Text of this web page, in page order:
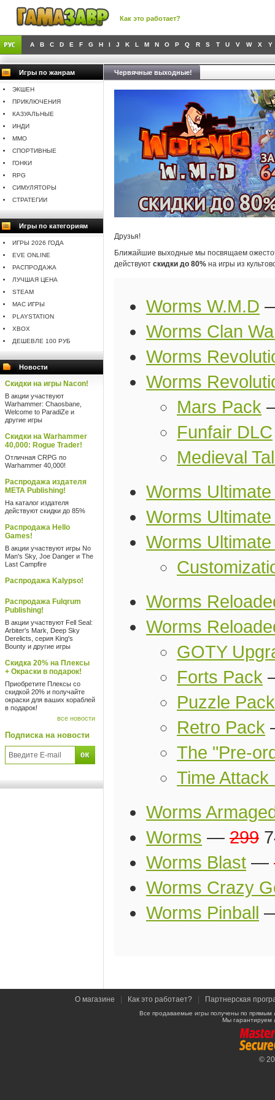
Как это работает?
A B C D E F G H I J K L M N O P Q R S T U V W X Y
Игры по жанрам
ЭКШЕН
ПРИКЛЮЧЕНИЯ
КАЗУАЛЬНЫЕ
ИНДИ
MMO
СПОРТИВНЫЕ
ГОНКИ
RPG
СИМУЛЯТОРЫ
СТРАТЕГИИ
Игры по категориям
ИГРЫ 2026 ГОДА
EVE ONLINE
РАСПРОДАЖА
ЛУЧШАЯ ЦЕНА
STEAM
MAC ИГРЫ
PLAYSTATION
XBOX
ДЕШЕВЛЕ 100 РУБ
Новости
Скидки на игры Nacon!
В акции участвуют
Warhammer: Chaosbane,
Welcome to ParadiZe и
другие игры
Скидки на Warhammer
40,000: Rogue Trader!
Отличная CRPG по
Warhammer 40,000!
Распродажа издателя
META Publishing!
На каталог издателя
действуют скидки до 85%
Распродажа Hello
Games!
В акции участвуют игры No
Man's Sky, Joe Danger и The
Last Campfire
Распродажа Kalypso!
Распродажа Fulqrum
Publishing!
В акции участвуют Fell Seal:
Arbiter's Mark, Deep Sky
Derelicts, серия King's
Bounty и другие игры
Скидка 20% на Плексы
+ Окраски в подарок!
Приобретите Плексы со
скидкой 20% и получайте
окраски для ваших кораблей
в подарок!
все новости
Подписка на новости
Червячные выходные!
Друзья!
Ближайшие выходные мы посвящаем
действуют скидки до 80% на игры из
Worms W.M.D
Worms Clan
Worms
Worms
Mars Pack
Funfair DLC
Medieval
Worms
Worms
Worms
Worms
Worms
GOTY
Forts Pack
Puzzle Pack
Retro Pack
The "Pre-
Time Attack
Worms
Worms — 299
Worms Blast —
Worms Crazy
Worms Pinball
О магазине Как это работает? Партнерская
Все продаваемые игры получены по
Мы гарантируем
©